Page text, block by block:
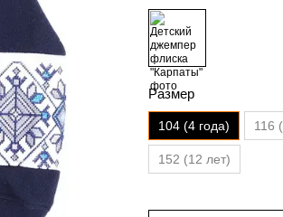
Размер
104 (4 года) 116
152 (12 лет)